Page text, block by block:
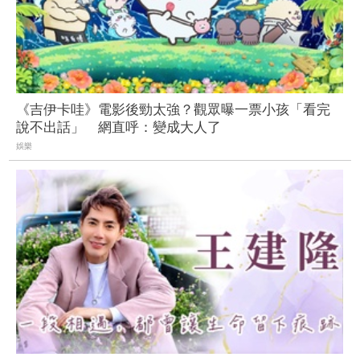
《吉伊卡哇》電影後勁太強？觀眾曝一票小孩「看完
說不出話」 網直呼：變成大人了
娛樂